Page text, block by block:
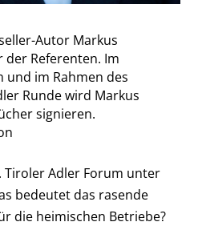
Autor Markus
der Referenten. Im
und im Rahmen des
Runde wird Markus
signieren.
Adler Forum unter
bedeutet das rasende
die heimischen Betriebe?